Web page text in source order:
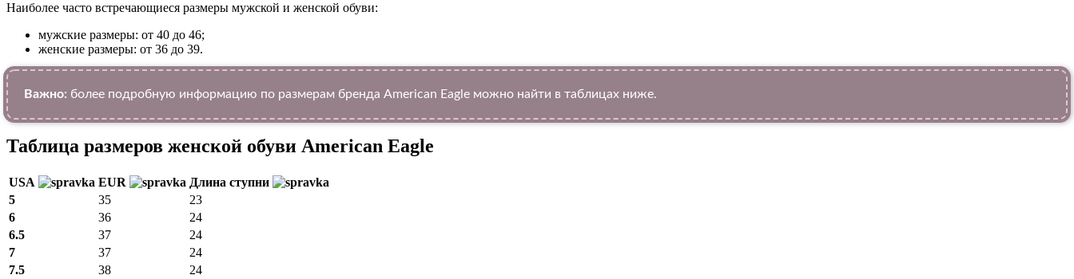
Наиболее часто встречающиеся размеры мужской и женской обуви:
мужские размеры: от 40 до 46;
женские размеры: от 36 до 39.
Важно: более подробную информацию по размерам бренда American Eagle можно найти в таблицах ниже.
Таблица размеров женской обуви American Eagle
USA EUR
Длина ступни
5
35
23
6
36
24
6.5
37
24
7
37
24
7.5
38
24